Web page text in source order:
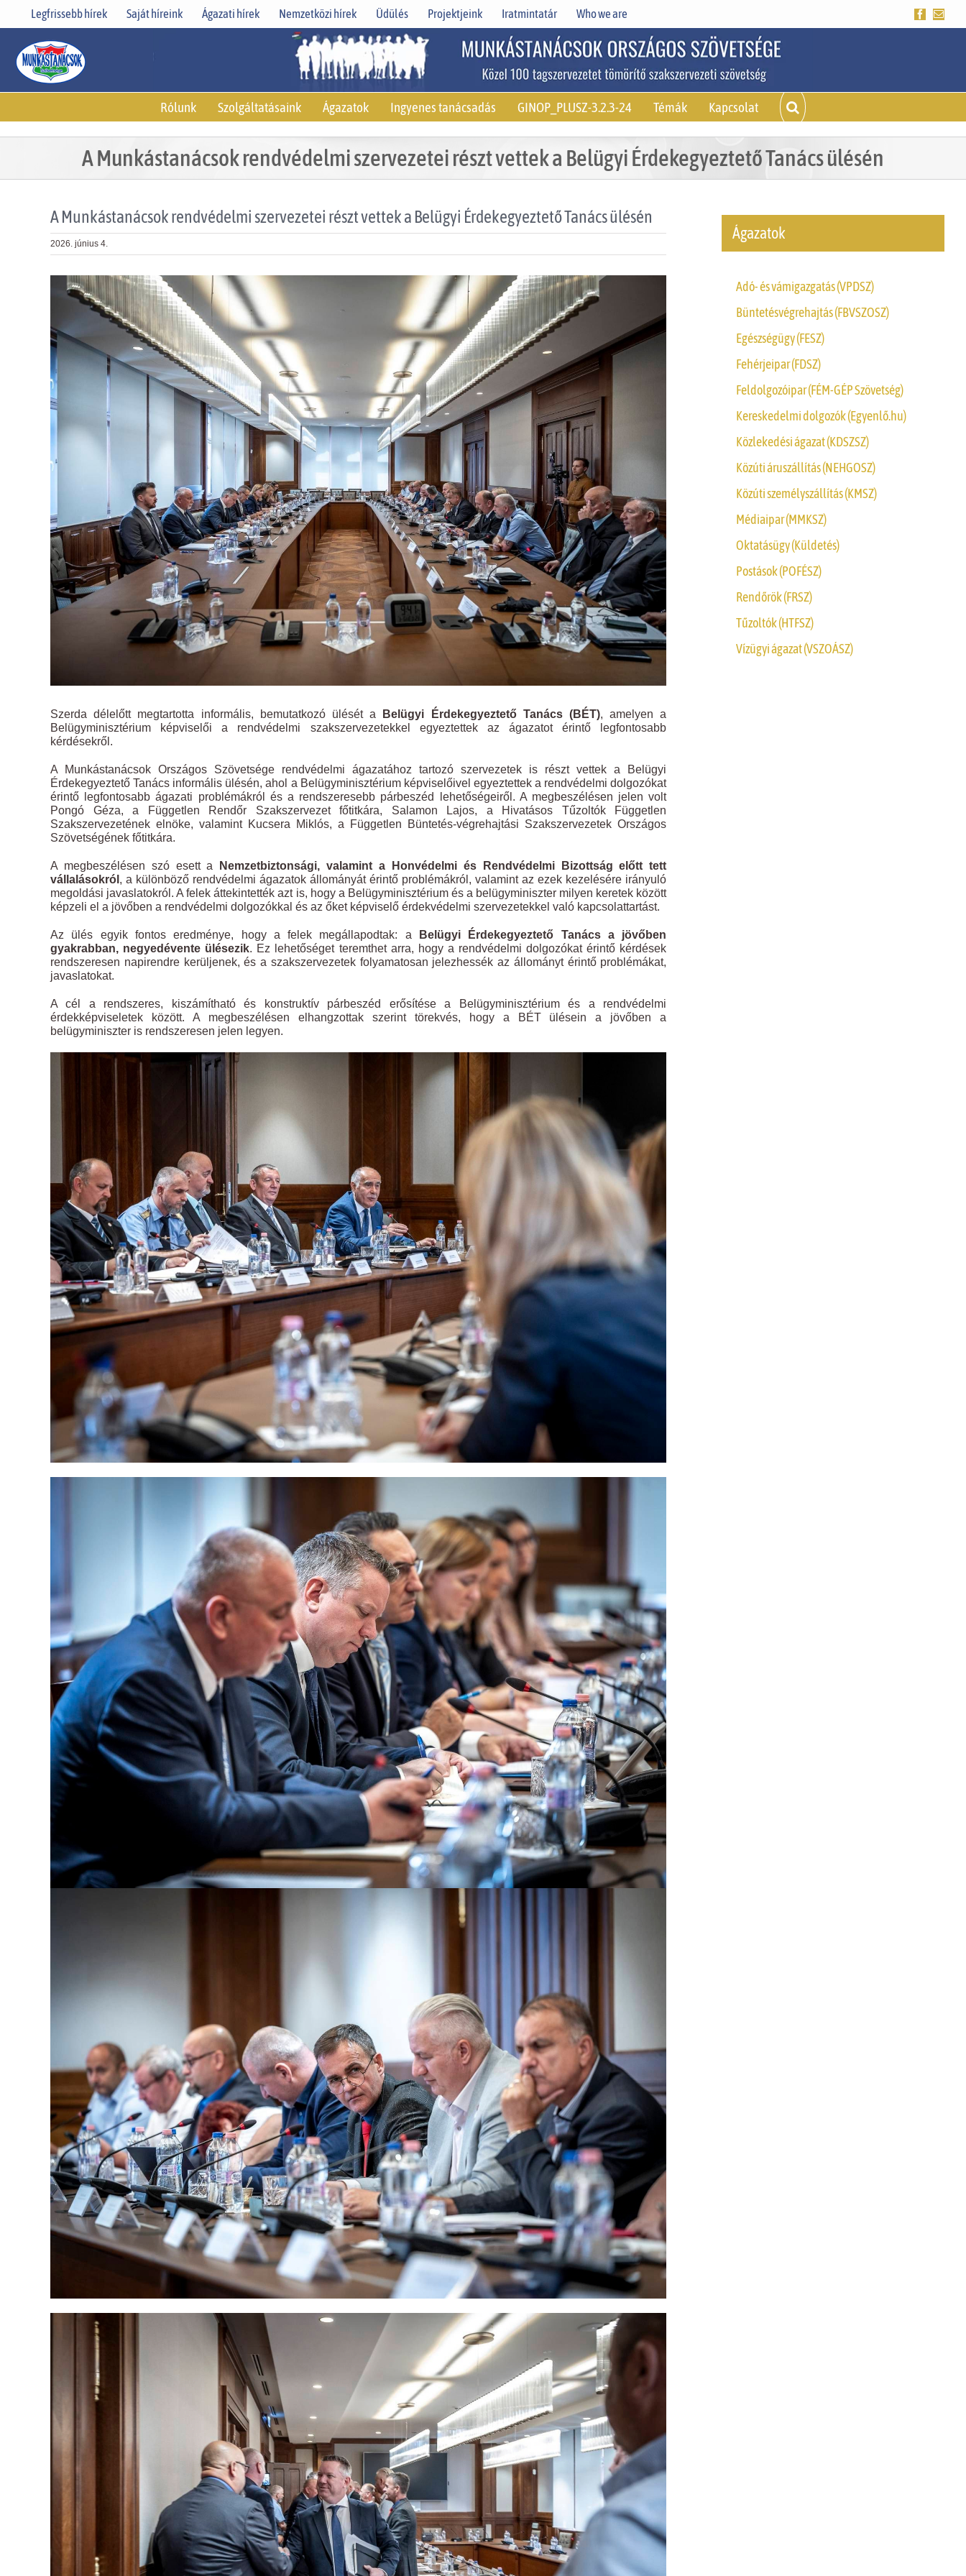
Legfrissebb hírek Saját híreink Ágazati hírek Nemzetközi hírek Üdülés Projektjeink Iratmintatár Who we are Facebook
Rólunk Szolgáltatásaink Ágazatok Ingyenes tanácsadás GINOP_PLUSZ-3.2.3-24 Témák Kapcsolat
A Munkástanácsok rendvédelmi szervezetei részt vettek a Belügyi Érdekegyeztető Tanács ülésén
A Munkástanácsok rendvédelmi szervezetei részt vettek a Belügyi Érdekegyeztető Tanács ülésén
2026. június 4.
View
Larger
Szerda délelőtt megtartotta informális, bemutatkozó ülését a Belügyi Érdekegyeztető Tanács (BÉT), amelyen a
Belügyminisztérium képviselői a rendvédelmi szakszervezetekkel egyeztettek az ágazatot érintő legfontosabb
kérdésekről.
A Munkástanácsok Országos Szövetsége rendvédelmi ágazatához tartozó szervezetek is részt vettek a Belügyi
Érdekegyeztető Tanács informális ülésén, ahol a Belügyminisztérium képviselőivel egyeztettek a rendvédelmi dolgozókat
érintő legfontosabb ágazati problémákról és a rendszeresebb párbeszéd lehetőségeiről. A megbeszélésen jelen volt
Pongó Géza, a Független Rendőr Szakszervezet főtitkára, Salamon Lajos, a Hivatásos Tűzoltók Független
Szakszervezetének elnöke, valamint Kucsera Miklós, a Független Büntetés-végrehajtási Szakszervezetek Országos
Szövetségének főtitkára.
A megbeszélésen szó esett a
Nemzetbiztonsági, valamint a Honvédelmi és Rendvédelmi Bizottság előtt tett
vállalásokról , a különböző rendvédelmi ágazatok állományát érintő problémákról, valamint az ezek kezelésére irányuló
megoldási javaslatokról. A felek áttekintették azt is, hogy a Belügyminisztérium és a belügyminiszter milyen keretek között
képzeli el a jövőben a rendvédelmi dolgozókkal és az őket képviselő érdekvédelmi szervezetekkel való kapcsolattartást.
Az ülés egyik fontos eredménye, hogy a felek megállapodtak: a
Belügyi Érdekegyeztető Tanács a jövőben
gyakrabban, negyedévente ülésezik. Ez lehetőséget teremthet arra, hogy a rendvédelmi dolgozókat érintő kérdések
rendszeresen napirendre kerüljenek, és a szakszervezetek folyamatosan jelezhessék az állományt érintő problémákat,
javaslatokat.
A cél a rendszeres, kiszámítható és konstruktív párbeszéd erősítése a Belügyminisztérium és a rendvédelmi
érdekképviseletek között. A megbeszélésen elhangzottak szerint törekvés, hogy a BÉT ülésein a jövőben a
belügyminiszter is rendszeresen jelen legyen.
Ágazatok
Adó- és vámigazgatás (VPDSZ)
Büntetésvégrehajtás (FBVSZOSZ)
Egészségügy (FESZ)
Fehérjeipar (FDSZ)
Feldolgozóipar (FÉM-GÉP Szövetség)
Kereskedelmi dolgozók (Egyenlő.hu)
Közlekedési ágazat (KDSZSZ)
Közúti áruszállítás (NEHGOSZ)
Közúti személyszállítás (KMSZ)
Médiaipar (MMKSZ)
Oktatásügy (Küldetés)
Postások (POFÉSZ)
Rendőrök (FRSZ)
Tűzoltók (HTFSZ)
Vízügyi ágazat (VSZOÁSZ)